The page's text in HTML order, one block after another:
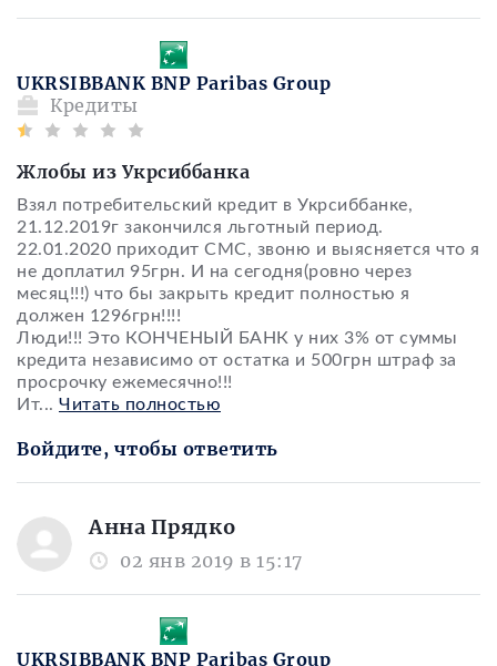
Кредиты
UKRSIBBANK BNP Paribas Group
Жлобы из Укрсиббанка
Взял потребительский кредит в Укрсиббанке,
21.12.2019г закончился льготный период.
22.01.2020 приходит СМС, звоню и выясняется что я
не доплатил 95грн. И на сегодня(ровно через
месяц!!!) что бы закрыть кредит полностью я
должен 1296грн!!!!
Люди!!! Это КОНЧЕНЫЙ БАНК у них 3% от суммы
кредита независимо от остатка и 500грн штраф за
просрочку ежемесячно!!!
Ит... Читать полностью
Войдите, чтобы ответить
Анна Прядко
02 янв 2019 в 15:17
UKRSIBBANK BNP Paribas Group